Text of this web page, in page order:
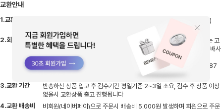
교환안내
1.교환 신청
상품 수령 후 1주일 이내 접수해주세요 (Q&A게시판/고객센터로 접수)
※Q&A게시판/고객센터로 접수 누락시 교환지연될 수 있습니다.
2.회수 방법
교환접수 시 한진택배로 수거접수 됩니다. 타택배로 반송시엔 배송비는 고
객님 부담으로 선불 결제 후 반송해주셔야하며, 반송 후 고객센터로 택배사
명,송장번호 남겨주셔야 지연없이 처리될 수 있습니다.
※타택배 반송시 반품 주소지 : 경기도 용인시 처인구 원삼면 원양로 487
지상1층 엠글로벌
3.교환 기간
반송하신 상품 입고 후 검수기간 평일기준 2~3일 소요, 검수 후 상품 이상
없을시 교환상품 출고 진행됩니다
4.교환 배송비
비회원(네이버페이)으로 주문시 배송비 5,000원 발생하며 회원으로 주문